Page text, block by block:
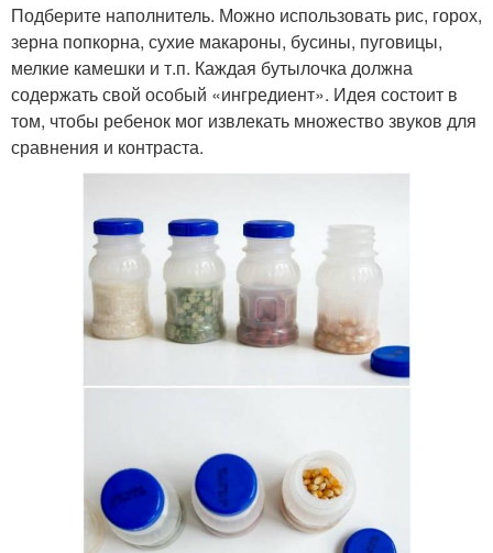
Подберите наполнитель. Можно использовать рис, горох,
зерна попкорна, сухие макароны, бусины, пуговицы,
мелкие камешки и т.п. Каждая бутылочка должна
содержать свой особый «ингредиент». Идея состоит в
том, чтобы ребенок мог извлекать множество звуков для
сравнения и контраста.